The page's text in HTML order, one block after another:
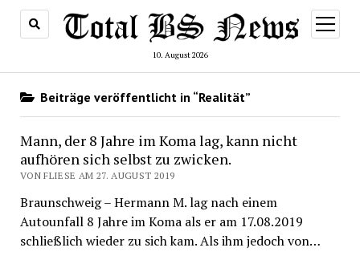
10. August 2026
Menü
öffnen
Beiträge veröffentlicht in “Realität”
Mann, der 8 Jahre im Koma lag, kann nicht
aufhören sich selbst zu zwicken.
VON FLIESE AM 27. AUGUST 2019
Braunschweig – Hermann M. lag nach einem
Autounfall 8 Jahre im Koma als er am 17.08.2019
schließlich wieder zu sich kam. Als ihm jedoch von…